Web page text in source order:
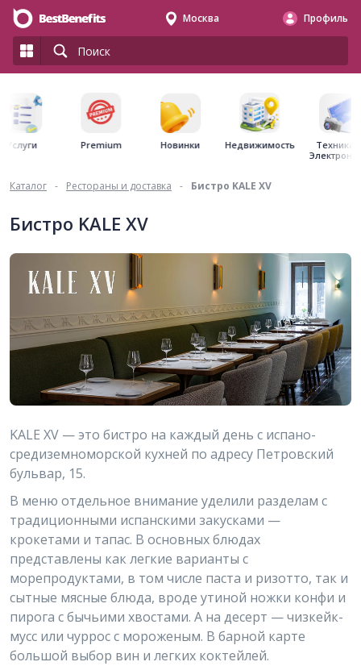
Москва Профиль
Услуги Premium Новинки Недвижимость
Техника
Каталог - Рестораны и доставка - Бистро KALE XV
Бистро KALE XV
KALE XV — это бистро на каждый день с испано-
средиземноморской кухней по адресу Петровский
бульвар, 15.
В меню отдельное внимание уделили разделам с
традиционными испанскими закусками —
крокетами и тапас. В основных блюдах
представлены как легкие варианты с
морепродуктами, в том числе паста и ризотто, так и
сытные мясные блюда, вроде утиной ножки конфи и
пирога с бычьими хвостами. А на десерт — чизкейк-
мусс или чуррос с мороженым. В барной карте
большой выбор вин и легких коктейлей.